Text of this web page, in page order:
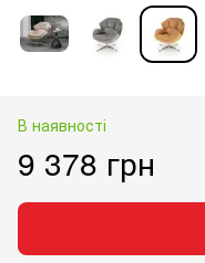
В наявності
9 378 грн